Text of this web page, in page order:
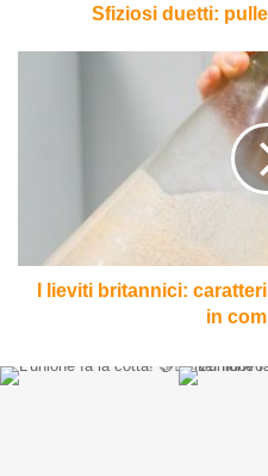
Sfiziosi duetti:
commercio
I lieviti britannici:
in